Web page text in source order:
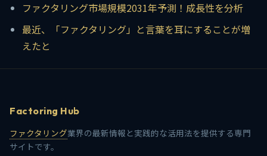
ファクタリング市場規模2031年予測！成長性を分析
最近、「ファクタリング」と言葉を耳にすることが増
えたと
Factoring Hub
ファクタリング業界の最新情報と実践的な活用法を提供する専門
サイトです。